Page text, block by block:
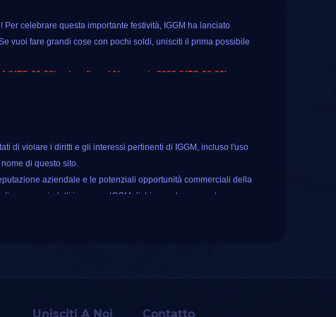
celebrare questa importante festività, IGGM ha lanciato
vuoi fare grandi cose con pochi soldi, unisciti il ​​prima possibile
08:00) e dura fino al 1° gennaio 2025 (UTC-08:00).
di violare i diritti e gli interessi pertinenti di IGGM, incluso l'uso
di questo sito.
aziendale e le potenziali opportunità commerciali della
vengano indotti in errore, IGGM dichiara solennemente e
servizi, si prega di distinguere attentamente per evitare la
Unisciti A Noi Contatto